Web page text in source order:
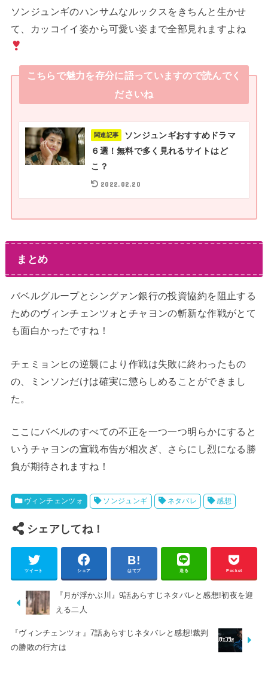
ソンジュンギのハンサムなルックスをきちんと生かせ
て、カッコイイ姿から可愛い姿まで全部見れますよね
こちらで魅力を存分に語っていますので読んでく
ださいね
関連記事
ソンジュンギおすすめドラマ
６選！無料で多く見れるサイトはど
こ？
2022.02.20
まとめ
バベルグループとシングァン銀行の投資協約を阻止する
ためのヴィンチェンツォとチャヨンの斬新な作戦がとて
も面白かったですね！
チェミョンヒの逆襲により作戦は失敗に終わったもの
の、ミンソンだけは確実に懲らしめることができまし
た。
ここにバベルのすべての不正を一つ一つ明らかにすると
いうチャヨンの宣戦布告が相次ぎ、さらにし烈になる勝
負が期待されますね！
ヴィンチェンツォ ソンジュンギ ネタバレ 感想
シェアしてね！
ツイート シェア はてブ 送る Pocket
『月が浮かぶ川』9話あらすじネタバレと感想!初夜を迎
える二人
『ヴィンチェンツォ』7話あらすじネタバレと感想!裁判
の勝敗の行方は